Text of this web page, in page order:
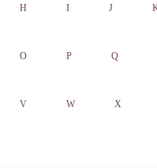
H I J
O P Q
V W X